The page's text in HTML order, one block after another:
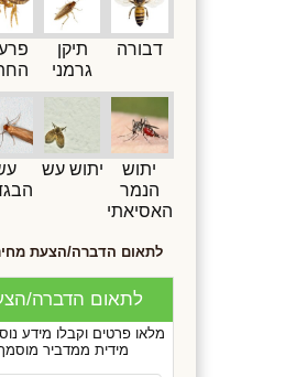
דבורה
תיקן
גרמני
יתוש
הנמר
האסיאתי
יתוש עש
לתאום הדברה/הצעת
לתאום הדברה/
מלאו פרטים וקבלו מידע
מידית ממדביר